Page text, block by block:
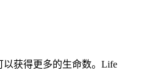
以获得更多的生命数。Life